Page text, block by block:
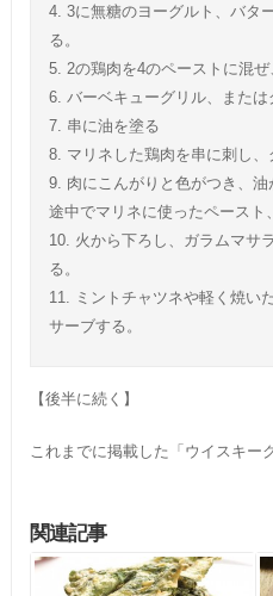
4. 3に無糖のヨーグルト、バタ
る。
5. 2の鶏肉を4のペーストに混ぜ
6. バーベキューグリル、または
7. 串に油を塗る
8. マリネした鶏肉を串に刺し、
9. 肉にこんがりと色がつき、油
途中でマリネに使ったペースト
10. 火から下ろし、ガラムマサ
る。
11. ミントチャツネや軽く焼い
サーブする。
【後半に続く】
これまでに掲載した「ウイスキー
関連記事